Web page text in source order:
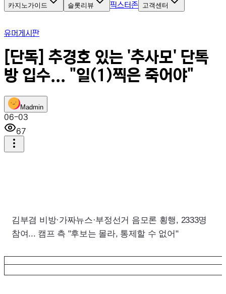
카지노가이드 슬롯리뷰 픽스터존 고객센터
유머게시판
[단독] 추경호 있는 '추사모' 단톡
방 입수... "일(1)찍은 죽어야"
Madmin
06-03
67
김부겸 비방·가짜뉴스·부정선거 음모론 횡행, 2333명
참여... 캠프 측 "후보는 몰라, 통제할 수 없어"